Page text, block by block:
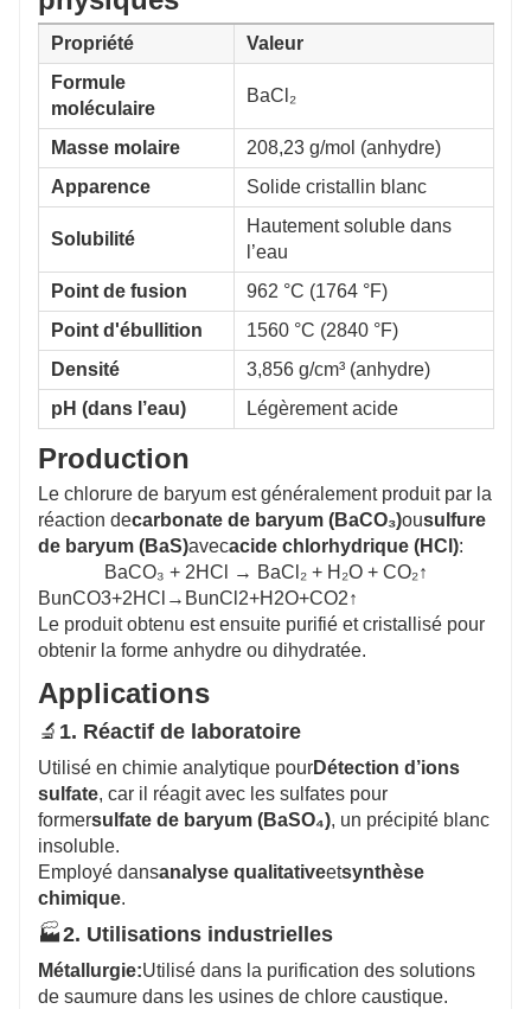
appropriées, telles que le port de gants et de lunettes
de protection, doivent être prises pour éviter tout
contact direct avec la peau et les yeux lors de la
manipulation du chlorure de baryum. De plus, le
stockage et la manipulation du chlorure de baryum
doivent être effectués conformément aux directives et
réglementations de sécurité pertinentes.
Propriété
Valeur
Formule
moléculaire
BaCl₂
Masse molaire
208,23 g/mol (anhydre)
Apparence
Solide cristallin blanc
Solubilité
Hautement soluble dans
l’eau
Point de fusion
962 °C (1764 °F)
Point d'ébullition
1560 °C (2840 °F)
Densité
3,856 g/cm³ (anhydre)
pH (dans l’eau)
Légèrement acide
Production
Le chlorure de baryum est généralement produit par la
réaction decarbonate de baryum (BaCO₃)ousulfure
de baryum (BaS)avecacide chlorhydrique (HCl):
BaCO₃ + 2HCl → BaCl₂ + H₂O + CO₂↑
BunCO3+2HCl → BunC 2+H 2O+CO2↑
Le produit obtenu est ensuite purifié et cristallisé pour
obtenir la forme anhydre ou dihydratée.
Applications
🔬 1. Réactif de laboratoire
Utilisé en chimie analytique pourDétection d’ions
sulfate, car il réagit avec les sulfates pour
formersulfate de baryum (BaSO₄), un précipité blanc
insoluble.
Employé dansanalyse qualitativeetsynthèse
chimique.
🏭2. Utilisations industrielles
Métallurgie:Utilisé dans la purification des solutions
de saumure dans les usines de chlore caustique.